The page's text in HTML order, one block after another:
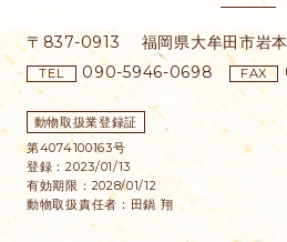
〒837-0913 福岡県大牟田市岩
TEL 090-5946-0698 FAX
動物取扱業登録証
第4074100163号
登録：2023/01/13
有効期限：2028/01/12
動物取扱責任者：田鍋 翔